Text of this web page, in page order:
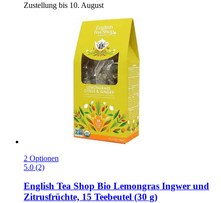
Zustellung bis 10. August
2 Optionen
5.0 (2)
English Tea Shop Bio Lemongras Ingwer und
Zitrusfrüchte, 15 Teebeutel (30 g)